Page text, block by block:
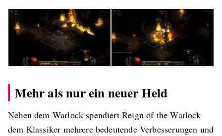
Mehr als nur ein neuer Held
Neben dem Warlock spendiert Reign of the Warlock
dem Klassiker mehrere bedeutende Verbesserungen und